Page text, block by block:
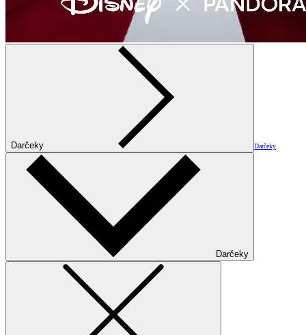
Darčeky Darčeky
Darčeky